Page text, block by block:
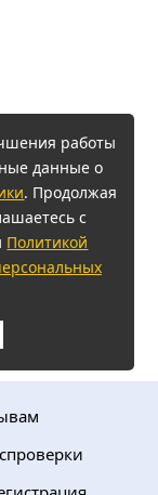
работы
данные о
. Продолжая
с
Политикой